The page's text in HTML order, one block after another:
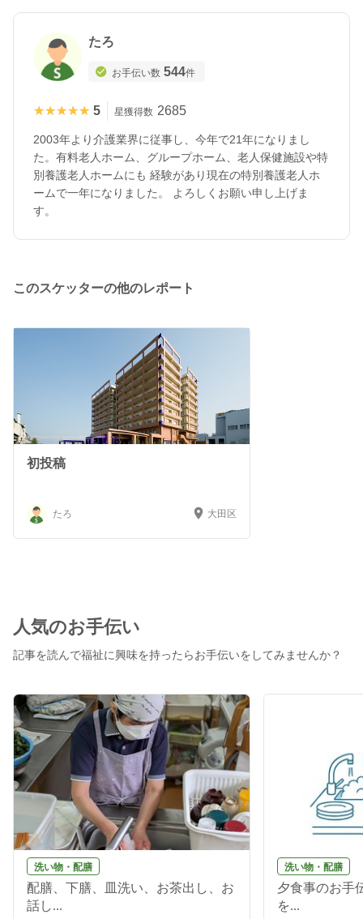
たろ
お手伝い数 544件
★★★★★
★★★★★ 5 星獲得数 2685
2003年より介護業界に従事し、今年で21年になりまし
た。有料老人ホーム、グループホーム、老人保健施設や特
別養護老人ホームにも 経験があり現在の特別養護老人ホ
ームで一年になりました。 よろしくお願い申し上げま
す。
このスケッターの他のレポート
初投稿
たろ 大田区
人気のお手伝い
記事を読んで福祉に興味を持ったらお手伝いをしてみませんか？
洗い物・配膳
配膳、下膳、皿洗い、お茶出し、お
話し...
洗い物・配膳
夕食事のお手
を...